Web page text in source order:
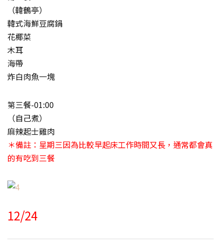
（韓鶴亭）
韓式海鮮豆腐鍋
花椰菜
木耳
海帶
炸白肉魚一塊
第三餐-01:00
（自己煮）
麻辣起士雞肉
＊備註：星期三因為比較早起床工作時間又長，通常都會真
的有吃到三餐
12/24